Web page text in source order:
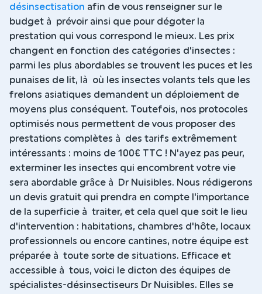
désinsectisation afin de vous renseigner sur le
budget à prévoir ainsi que pour dégoter la
prestation qui vous correspond le mieux. Les prix
changent en fonction des catégories d'insectes :
parmi les plus abordables se trouvent les puces et les
punaises de lit, là où les insectes volants tels que les
frelons asiatiques demandent un déploiement de
moyens plus conséquent. Toutefois, nos protocoles
optimisés nous permettent de vous proposer des
prestations complètes à des tarifs extrêmement
intéressants : moins de 100€ TTC ! N'ayez pas peur,
exterminer les insectes qui encombrent votre vie
sera abordable grâce à Dr Nuisibles. Nous rédigerons
un devis gratuit qui prendra en compte l'importance
de la superficie à traiter, et cela quel que soit le lieu
d'intervention : habitations, chambres d'hôte, locaux
professionnels ou encore cantines, notre équipe est
préparée à toute sorte de situations. Efficace et
accessible à tous, voici le dicton des équipes de
spécialistes-désinsectiseurs Dr Nuisibles. Elles se